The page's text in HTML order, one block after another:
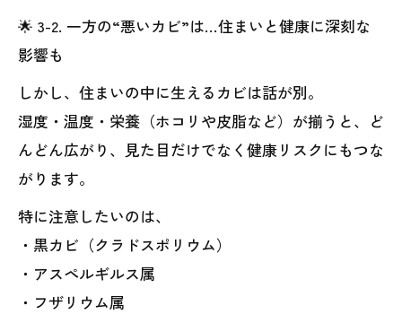
🌟 3-2. 一方の“悪いカビ”は…住まいと健康に深刻な
影響も
しかし、住まいの中に生えるカビは話が別。
湿度・温度・栄養（ホコリや皮脂など）が揃うと、ど
んどん広がり、見た目だけでなく健康リスクにもつな
がります。
特に注意したいのは、
・黒カビ（クラドスポリウム）
・アスペルギルス属
・フザリウム属